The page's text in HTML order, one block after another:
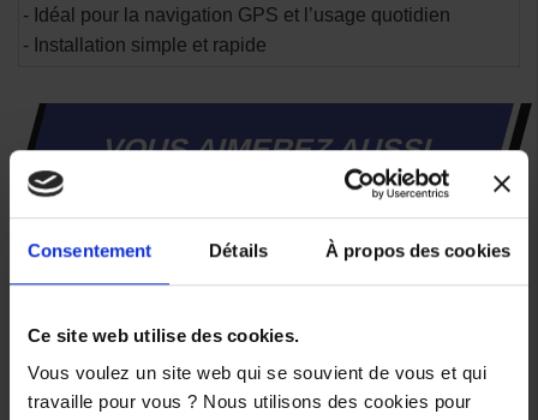
Consentement Détails À propos des cookies
Ce site web utilise des cookies.
Vous voulez un site web qui se souvient de vous et qui
travaille pour vous ? Nous utilisons des cookies pour
- Idéal pour la navigation GPS et l’usage quotidien
- Installation simple et rapide
VOUS AIMEREZ AUSSI
Guidon
Outplorer
Anti-
-5,00 €
Guidon
Outplorer
Anti-